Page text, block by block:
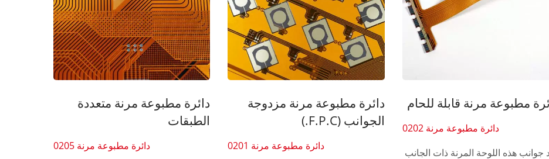
مطبوعة مرنة قابلة للحام
دائرة مطبوعة مرنة 0202
جوانب هذه اللوحة المرنة ذات الجانب
دائرة مطبوعة مرنة مزدوجة
الجوانب (F.P.C.)
دائرة مطبوعة مرنة 0201
دائرة مطبوعة مرنة متعددة
الطبقات
دائرة مطبوعة مرنة 0205